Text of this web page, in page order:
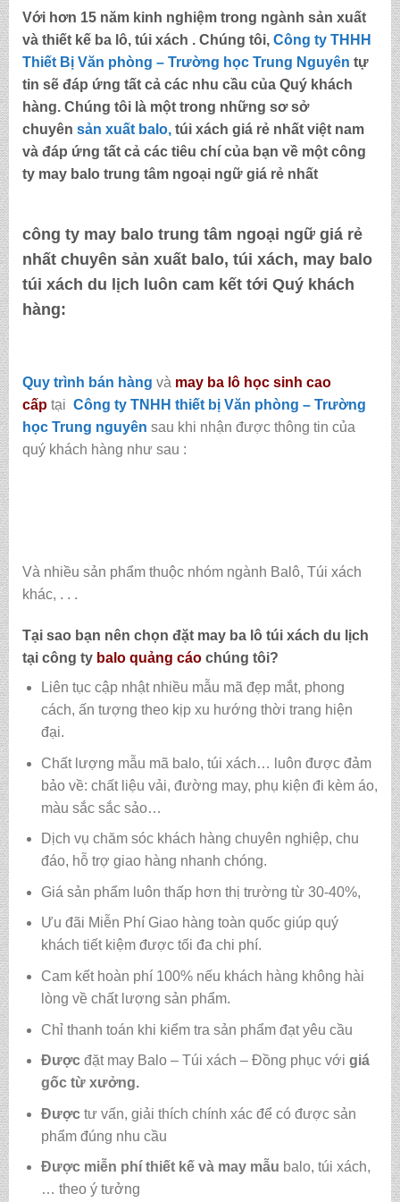
Với hơn 15 năm kinh nghiệm trong ngành sản xuất
và thiết kế ba lô, túi xách . Chúng tôi, Công ty THHH
Thiết Bị Văn phòng – Trường học Trung Nguyên tự
tin sẽ đáp ứng tất cả các nhu cầu của Quý khách
hàng. Chúng tôi là một trong những sơ sở
chuyên sản xuất balo,túi xách giá rẻ nhất việt nam
và đáp ứng tất cả các tiêu chí của bạn về một công
ty may balo trung tâm ngoại ngữ giá rẻ nhất
công ty may balo trung tâm ngoại ngữ giá rẻ
nhấtchuyên sản xuất balo, túi xách, may balo
túi xách du lịch luôn cam kết tới Quý khách
hàng:
Quy trình bán hàng và may ba lô học sinh cao
cấp tại Công ty TNHH thiết bị Văn phòng – Trường
học Trung nguyên sau khi nhận được thông tin của
quý khách hàng như sau :
Và nhiều sản phẩm thuộc nhóm ngành Balô, Túi xách
khác, . . .
Tại sao bạn nên chọn đặt may ba lô túi xách du lịch
tại công ty balo quảng cáo chúng tôi?
Liên tục cập nhật nhiều mẫu mã đẹp mắt, phong
cách, ấn tượng theo kịp xu hướng thời trang hiện
đại.
Chất lượng mẫu mã balo, túi xách…
luôn được đảm
bảo về: chất liệu vải, đường may, phụ kiện đi kèm áo,
màu sắc sắc sảo…
Dịch vụ chăm sóc khách hàng chuyên nghiệp, chu
đáo, hỗ trợ giao hàng nhanh chóng.
Giá sản phẩm luôn thấp hơn thị trường từ 30-40%,
Ưu đãi Miễn Phí Giao hàng toàn quốc giúp quý
khách tiết kiệm được tối đa chi phí.
Cam kết hoàn phí 100% nếu khách hàng không hài
lòng về chất lượng sản phẩm.
Chỉ thanh toán khi kiểm tra sản phẩm đạt yêu cầu
Đượcđặt may Balo – Túi xách – Đồng phục với giá
gốc từ xưởng.
Được tư vấn, giải thích chính xác để có được sản
phẩm đúng nhu cầu
Được miễn phí thiết kế và may mẫu balo, túi xách,
… theo ý tưởng